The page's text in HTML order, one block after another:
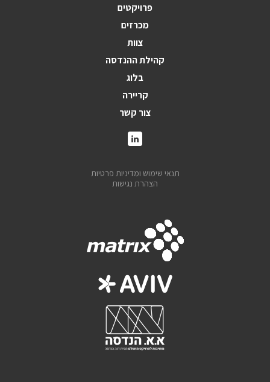
פרויקטים
מכרזים
צוות
קהילת ההנדסה
בלוג
קריירה
צור קשר
תנאי שימוש ומדיניות פרטיות
הצהרת נגישות